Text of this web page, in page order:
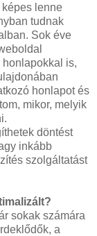
lenne
tudnak
Sok éve
is,
honlapot és
mikor, melyik
döntést
inkább
szolgáltatást
sokak számára
a